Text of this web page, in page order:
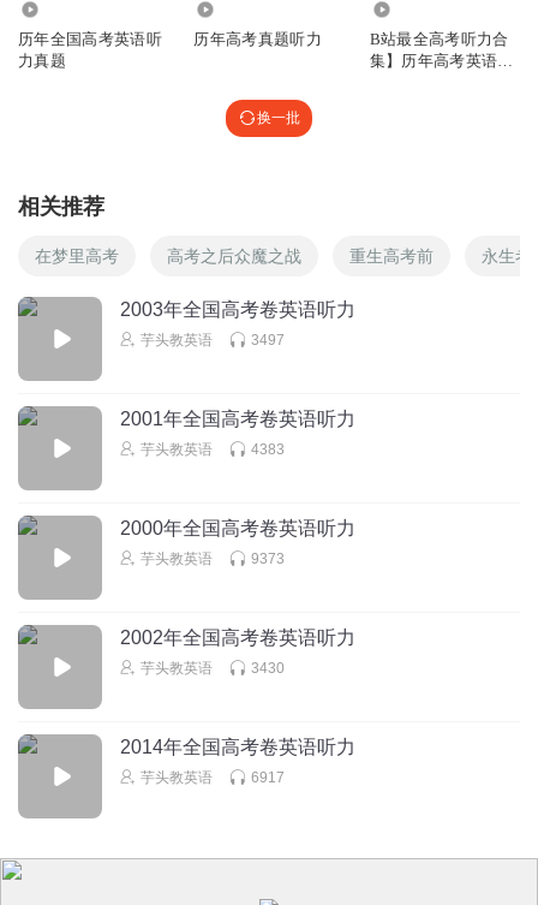
holiday?
A. Go to a play.
A. Attend a party.
C. See a car show.
I5. Why is Ariel in a hurry to leave?
A. To call up Betty.
B. To buy some DVDs.
C. To pick up Daniel.
16. What might be the relationship between the speakers?
A. Classmates.
B. Fellow workers.
C. Guide and tourist.
听第10段材料，回答第17至20题。
17. Where does Thomas Manning work?
A. In the Guinness Company.
C. In a museum.
18. Where did the idea of a book of records come from?
C. A television talk show.
历年全国高考英语听
力真题
历年高考真题听力
B站最全高考听力合
集】历年高考英语听
换一批
相关推荐
在梦里高考 高考之后众魔之战 重生高考前 永生考
2003年全国高考卷英语听力
芋头教英语 3497
2001年全国高考卷英语听力
芋头教英语 4383
2000年全国高考卷英语听力
芋头教英语 9373
2002年全国高考卷英语听力
芋头教英语 3430
2014年全国高考卷英语听力
芋头教英语 6917